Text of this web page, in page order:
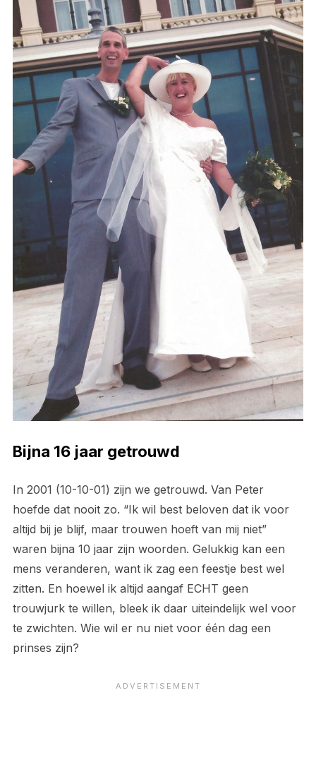
Bijna 16 jaar getrouwd
In 2001 (10-10-01) zijn we getrouwd. Van Peter
hoefde dat nooit zo. “Ik wil best beloven dat ik voor
altijd bij je blijf, maar trouwen hoeft van mij niet”
waren bijna 10 jaar zijn woorden. Gelukkig kan een
mens veranderen, want ik zag een feestje best wel
zitten. En hoewel ik altijd aangaf ECHT geen
trouwjurk te willen, bleek ik daar uiteindelijk wel voor
te zwichten. Wie wil er nu niet voor één dag een
prinses zijn?